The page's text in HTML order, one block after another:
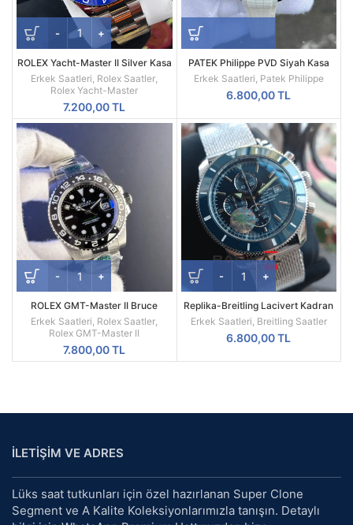
ROLEX Yacht-Master II Silver Kasa
Beyaz Kadran 44MM Erkek Saati
Erkek Saatleri Rolex Saatler
Rolex Yacht-Master
7.200,00TL
PATEK Philippe PVD Siyah Kasa
Beyaz Silikon Kordon
Erkek Saatleri Patek Philippe
6.800,00TL
ROLEX GMT-Master II Bruce
Wayne Oyster Kordon Gri Bezel
126710GRNR
Erkek Saatleri, Rolex Saatler,
Rolex GMT-Master II
7.800,00TL
Replika-Breitling Lacivert Kadran
Hasır Kordon Kol Saati
Erkek Saatleri, Breitling Saatler
6.800,00TL
İLETİŞİM VE ADRES
Lüks saat tutkunları için özel hazırlanan Super Clone
Segment ve A Kalite Koleksiyonlarımızla tanışın. Detaylı